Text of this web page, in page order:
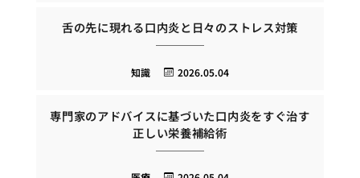
舌の先に現れる口内炎と日々のストレス対策
2026.05.04
知識
専門家のアドバイスに基づいた口内炎をすぐ治す
正しい栄養補給術